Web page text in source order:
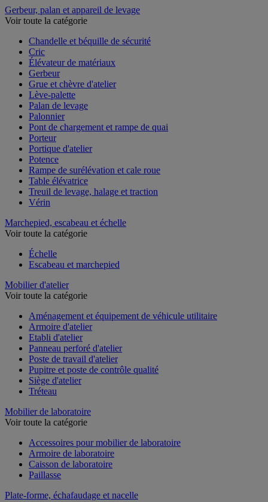
Gerbeur, palan et appareil de levage
Voir toute la catégorie
Chandelle et béquille de sécurité
Cric
Élévateur de matériaux
Gerbeur
Grue et chèvre d'atelier
Lève-palette
Palan de levage
Palonnier
Pont de chargement et rampe de quai
Porteur
Portique d'atelier
Potence
Rampe de surélévation et cale roue
Table élévatrice
Treuil de levage, halage et traction
Vérin
Marchepied, escabeau et échelle
Voir toute la catégorie
Échelle
Escabeau et marchepied
Mobilier d'atelier
Voir toute la catégorie
Aménagement et équipement de véhicule utilitaire
Armoire d'atelier
Etabli d'atelier
Panneau perforé d'atelier
Poste de travail d'atelier
Pupitre et poste de contrôle qualité
Siège d'atelier
Tréteau
Mobilier de laboratoire
Voir toute la catégorie
Accessoires pour mobilier de laboratoire
Armoire de laboratoire
Caisson de laboratoire
Paillasse
Plate-forme, échafaudage et nacelle